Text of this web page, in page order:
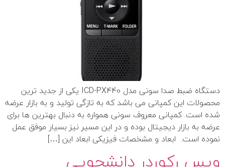
دستگاه ضبط صدا سونی مدل ICD-PX440 یکی از جدید ترین
محصولات این کمپانی می باشد که به تازگی تولید و به بازار عرضه
شده است. کمپانی معروف سونی همواره به دنبال بهترین ها برای
عرضه به بازار دیجیتال بوده و در این مسیر نیز بسیار موفق عمل
نموده است. ابعاد و مشخصات فیزیکی ابعاد این […]
ویس رکوردر دانشجویی